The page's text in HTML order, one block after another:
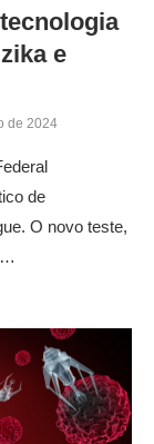
e
de 2024
de
O novo teste,
…